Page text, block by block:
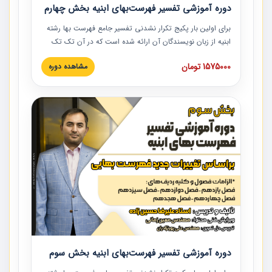
دوره آموزشی تفسیر فهرست‌بهای ابنیه بخش چهارم
برای اولین بار پکیج تکرار نشدنی تفسیر جامع فهرست بها رشته
ابنیه از زبان نویسندگان آن ارائه شده است که در آن تک تک
ردیف ها و مطالب فهرست بها تفسیر و ارائه شده است. این
دوره به صورت کامل تصویری بوده و به همراه تصاویر عملیات
دوره با کلام مهندس علیرضاحسین‌زاده مدیر پروژه مهندسی
مشاور در امر بازنگری فهرست بها رشته ابنیه ارائه شده و به تمام
همکارانی که در حوزه صنعت ساخت در حال فعالیت هستند حتما
توصیه می کنیم از مطالب این دوره استفاده نمایند.
1575000 تومان مشاهده دوره
دوره آموزشی تفسیر فهرست‌بهای ابنیه بخش سوم